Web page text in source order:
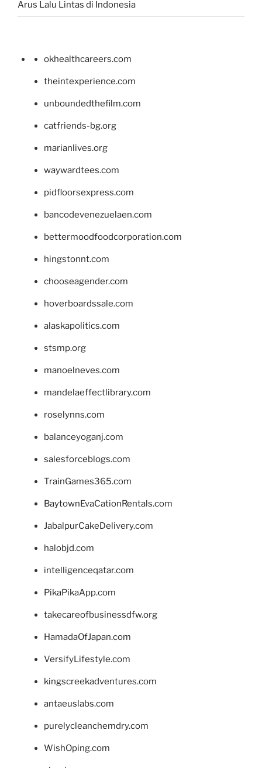
Arus Lalu Lintas di Indonesia
okhealthcareers.com
theintexperience.com
unboundedthefilm.com
catfriends-bg.org
marianlives.org
waywardtees.com
pidfloorsexpress.com
bancodevenezuelaen.com
bettermoodfoodcorporation.com
hingstonnt.com
chooseagender.com
hoverboardssale.com
alaskapolitics.com
stsmp.org
manoelneves.com
mandelaeffectlibrary.com
roselynns.com
balanceyoganj.com
salesforceblogs.com
TrainGames365.com
BaytownEvaCationRentals.com
JabalpurCakeDelivery.com
halobjd.com
intelligenceqatar.com
PikaPikaApp.com
takecareofbusinessdfw.org
HamadaOfJapan.com
VersifyLifestyle.com
kingscreekadventures.com
antaeuslabs.com
purelycleanchemdry.com
WishOping.com